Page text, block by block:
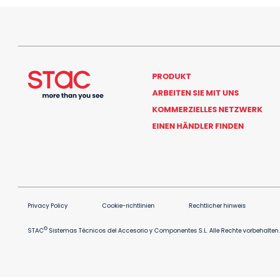
PRODUKT
ARBEITEN SIE MIT UNS
KOMMERZIELLES NETZWERK
EINEN HÄNDLER FINDEN
Privacy Policy Cookie-richtlinien Rechtlicher hinweis
STAC© Sistemas Técnicos del Accesorio y Componentes S.L. Alle Rechte